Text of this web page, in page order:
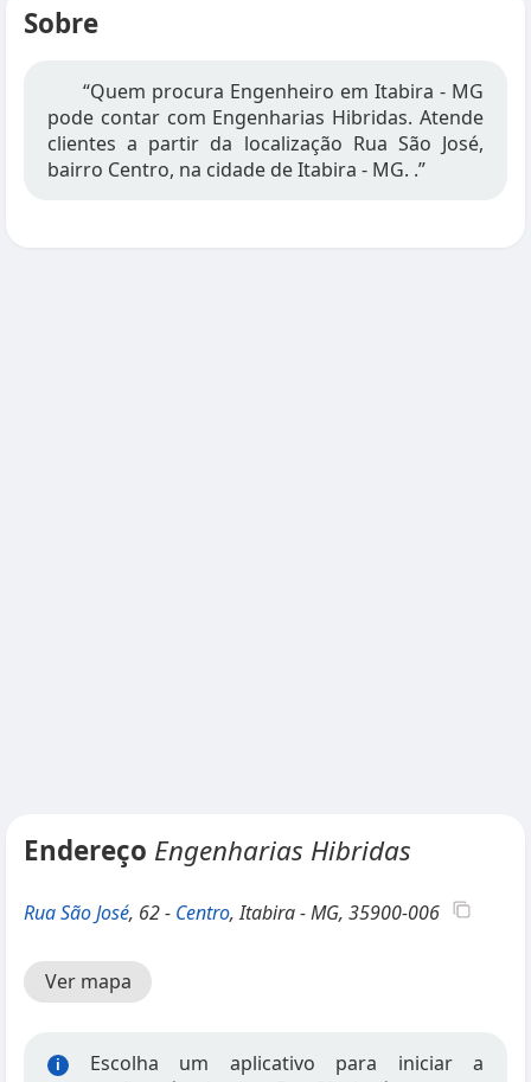
Sobre
“Quem procura Engenheiro em Itabira - MG
pode contar com Engenharias Hibridas. Atende
clientes a partir da localização Rua São José,
bairro Centro, na cidade de Itabira - MG. .”
Endereço Engenharias Hibridas
Rua São José, 62 - Centro, Itabira - MG, 35900-006
Ver mapa
i
Escolha um aplicativo para iniciar a